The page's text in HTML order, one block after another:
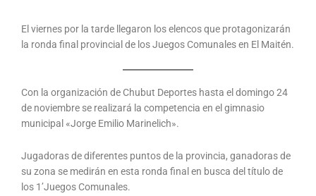
El viernes por la tarde llegaron los elencos que protagonizarán
la ronda final provincial de los Juegos Comunales en El Maitén.
Con la organización de Chubut Deportes hasta el domingo 24
de noviembre se realizará la competencia en el gimnasio
municipal «Jorge Emilio Marinelich».
Jugadoras de diferentes puntos de la provincia, ganadoras de
su zona se medirán en esta ronda final en busca del título de
los 1’Juegos Comunales.